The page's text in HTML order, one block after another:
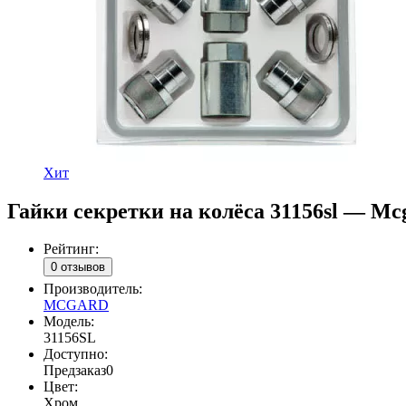
Хит
Гайки секретки на колёса 31156sl —
Рейтинг:
0 отзывов
Производитель:
MCGARD
Модель:
31156SL
Доступно:
Предзаказ0
Цвет:
Хром